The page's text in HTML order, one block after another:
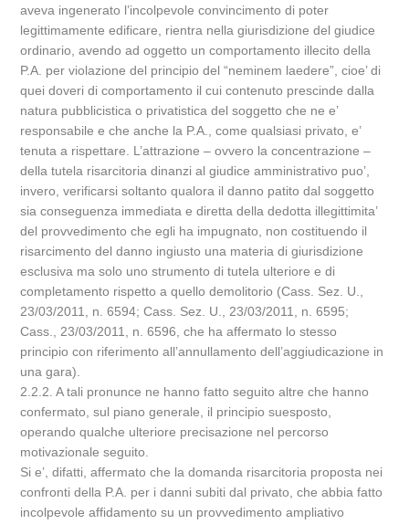
aveva ingenerato l’incolpevole convincimento di poter
legittimamente edificare, rientra nella giurisdizione del giudice
ordinario, avendo ad oggetto un comportamento illecito della
P.A. per violazione del principio del “neminem laedere”, cioe’ di
quei doveri di comportamento il cui contenuto prescinde dalla
natura pubblicistica o privatistica del soggetto che ne e’
responsabile e che anche la P.A., come qualsiasi privato, e’
tenuta a rispettare. L’attrazione – ovvero la concentrazione –
della tutela risarcitoria dinanzi al giudice amministrativo puo’,
invero, verificarsi soltanto qualora il danno patito dal soggetto
sia conseguenza immediata e diretta della dedotta illegittimita’
del provvedimento che egli ha impugnato, non costituendo il
risarcimento del danno ingiusto una materia di giurisdizione
esclusiva ma solo uno strumento di tutela ulteriore e di
completamento rispetto a quello demolitorio (Cass. Sez. U.,
23/03/2011, n. 6594; Cass. Sez. U., 23/03/2011, n. 6595;
Cass., 23/03/2011, n. 6596, che ha affermato lo stesso
principio con riferimento all’annullamento dell’aggiudicazione in
una gara).
2.2.2. A tali pronunce ne hanno fatto seguito altre che hanno
confermato, sul piano generale, il principio suesposto,
operando qualche ulteriore precisazione nel percorso
motivazionale seguito.
Si e’, difatti, affermato che la domanda risarcitoria proposta nei
confronti della P.A. per i danni subiti dal privato, che abbia fatto
incolpevole affidamento su un provvedimento ampliativo